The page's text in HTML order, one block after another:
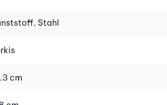
Reinigung von Wintergärten,
Stahl
cm